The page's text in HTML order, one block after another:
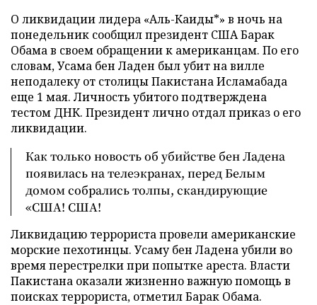
О ликвидации лидера «Аль-Каиды*» в ночь на
понедельник сообщил президент США Барак
Обама в своем обращении к американцам. По его
словам, Усама бен Ладен был убит на вилле
неподалеку от столицы Пакистана Исламабада
еще 1 мая. Личность убитого подтверждена
тестом ДНК. Президент лично отдал приказ о его
ликвидации.
Как только новость об убийстве бен Ладена
появилась на телеэкранах, перед Белым
домом собрались толпы, скандирующие
«США! США!
Ликвидацию террориста провели американские
морские пехотинцы. Усаму бен Ладена убили во
время перестрелки при попытке ареста. Власти
Пакистана оказали жизненно важную помощь в
поисках террориста, отметил Барак Обама.